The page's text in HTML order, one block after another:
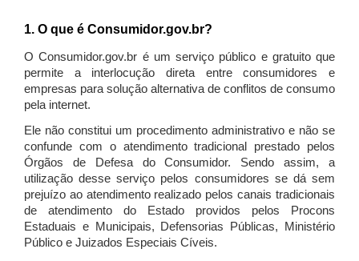
1. O que é Consumidor.gov.br?
O Consumidor.gov.br é um serviço público e gratuito que
permite a interlocução direta entre consumidores e
empresas para solução alternativa de conflitos de consumo
pela internet.
Ele não constitui um procedimento administrativo e não se
confunde com o atendimento tradicional prestado pelos
Órgãos de Defesa do Consumidor. Sendo assim, a
utilização desse serviço pelos consumidores se dá sem
prejuízo ao atendimento realizado pelos canais tradicionais
de atendimento do Estado providos pelos Procons
Estaduais e Municipais, Defensorias Públicas, Ministério
Público e Juizados Especiais Cíveis.